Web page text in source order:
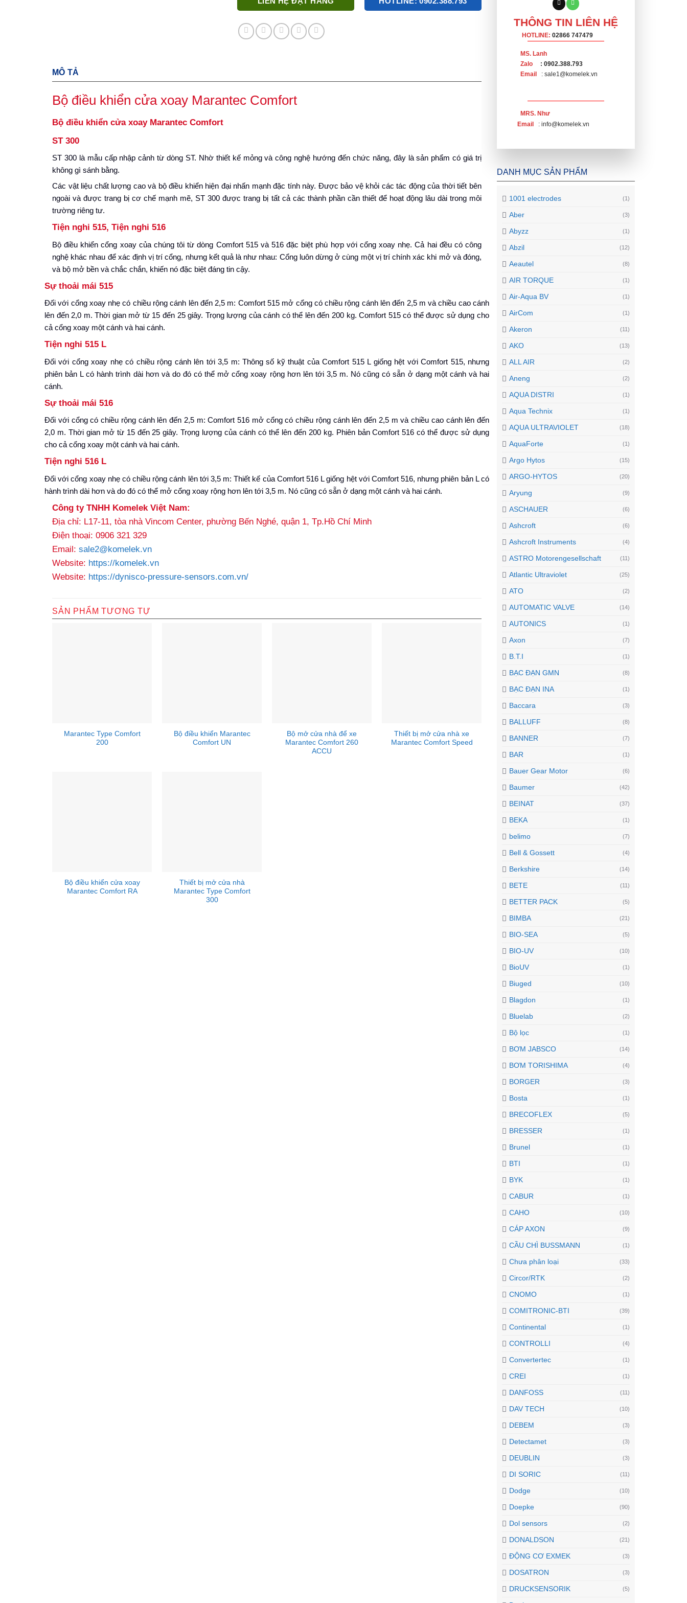
THÔNG TIN LIÊN HỆ
HOTLINE: 02866 747479
MS. Lanh
Zalo
: 0902.388.793
Email
: sale1@komelek.vn
MRS. Như
Email
: info@komelek.vn
DANH MỤC SẢN PHẨM
1001 electrodes (1)
Aber (3)
Abyzz (1)
Abzil (12)
Aeautel (8)
AIR TORQUE (1)
Air-Aqua BV (1)
AirCom (1)
Akeron (11)
AKO (13)
ALL AIR (2)
Aneng (2)
AQUA DISTRI (1)
Aqua Technix (1)
AQUA ULTRAVIOLET (18)
AquaForte (1)
Argo Hytos (15)
ARGO-HYTOS (20)
Aryung (9)
ASCHAUER (6)
Ashcroft (6)
Ashcroft Instruments (4)
ASTRO Motorengesellschaft (11)
Atlantic Ultraviolet (25)
ATO (2)
AUTOMATIC VALVE (14)
AUTONICS (1)
Axon (7)
B.T.I (1)
BẠC ĐẠN GMN (8)
BẠC ĐẠN INA (1)
Baccara (3)
BALLUFF (8)
BANNER (7)
BAR (1)
Bauer Gear Motor (6)
Baumer (42)
BEINAT (37)
BEKA (1)
belimo (7)
Bell & Gossett (4)
Berkshire (14)
BETE (11)
BETTER PACK (5)
BIMBA (21)
BIO-SEA (5)
BIO-UV (10)
BioUV (1)
Biuged (10)
Blagdon (1)
Bluelab (2)
Bộ lọc (1)
BƠM JABSCO (14)
BƠM TORISHIMA (4)
BORGER (3)
Bosta (1)
BRECOFLEX (5)
BRESSER (1)
Brunel (1)
BTI (1)
BYK (1)
CABUR (1)
CAHO (10)
CÁP AXON (9)
CẦU CHÌ BUSSMANN (1)
Chưa phân loại (33)
Circor/RTK (2)
CNOMO (1)
COMITRONIC-BTI (39)
Continental (1)
CONTROLLI (4)
Convertertec (1)
CREI (1)
DANFOSS (11)
DAV TECH (10)
DEBEM (3)
Detectamet (3)
DEUBLIN (3)
DI SORIC (11)
Dodge (10)
Doepke (90)
Dol sensors (2)
DONALDSON (21)
ĐỘNG CƠ EXMEK (3)
DOSATRON (3)
DRUCKSENSORIK (5)
MÔ TẢ
Bộ điều khiển cửa xoay Marantec Comfort
Bộ điều khiển cửa xoay Marantec Comfort
ST 300
ST 300 là mẫu cấp nhập cảnh từ dòng ST. Nhờ thiết kế mỏng và công nghệ hướng đến chức năng, đây là sản phẩm có giá trị
không gì sánh bằng.
Các vật liệu chất lượng cao và bộ điều khiển hiện đại nhấn mạnh đặc tính này. Được bảo vệ khỏi các tác động của thời tiết bên
ngoài và được trang bị cơ chế mạnh mẽ, ST 300 được trang bị tất cả các thành phần cần thiết để hoạt động lâu dài trong môi
trường riêng tư.
Tiện nghi 515, Tiện nghi 516
Bộ điều khiển cổng xoay của chúng tôi từ dòng Comfort 515 và 516 đặc biệt phù hợp với cổng xoay nhẹ. Cả hai đều có công
nghệ khác nhau để xác định vị trí cổng, nhưng kết quả là như nhau: Cổng luôn dừng ở cùng một vị trí chính xác khi mở và đóng,
và bộ mở bền và chắc chắn, khiến nó đặc biệt đáng tin cậy.
Sự thoải mái 515
Đối với cổng xoay nhẹ có chiều rộng cánh lên đến 2,5 m: Comfort 515 mở cổng có chiều rộng cánh lên đến 2,5 m và chiều cao cánh
lên đến 2,0 m. Thời gian mở từ 15 đến 25 giây. Trọng lượng của cánh có thể lên đến 200 kg. Comfort 515 có thể được sử dụng cho
cả cổng xoay một cánh và hai cánh.
Tiện nghi 515 L
Đối với cổng xoay nhẹ có chiều rộng cánh lên tới 3,5 m: Thông số kỹ thuật của Comfort 515 L giống hệt với Comfort 515, nhưng
phiên bản L có hành trình dài hơn và do đó có thể mở cổng xoay rộng hơn lên tới 3,5 m. Nó cũng có sẵn ở dạng một cánh và hai
cánh.
Sự thoải mái 516
Đối với cổng có chiều rộng cánh lên đến 2,5 m: Comfort 516 mở cổng có chiều rộng cánh lên đến 2,5 m và chiều cao cánh lên đến
2,0 m. Thời gian mở từ 15 đến 25 giây. Trọng lượng của cánh có thể lên đến 200 kg. Phiên bản Comfort 516 có thể được sử dụng
cho cả cổng xoay một cánh và hai cánh.
Tiện nghi 516 L
Đối với cổng xoay nhẹ có chiều rộng cánh lên tới 3,5 m: Thiết kế của Comfort 516 L giống hệt với Comfort 516, nhưng phiên bản L có
hành trình dài hơn và do đó có thể mở cổng xoay rộng hơn lên tới 3,5 m. Nó cũng có sẵn ở dạng một cánh và hai cánh.
Công ty TNHH Komelek Việt Nam:
Địa chỉ: L17-11, tòa nhà Vincom Center, phường Bến Nghé, quận 1, Tp.Hồ Chí Minh
Điện thoại: 0906 321 329
Email: sale2@komelek.vn
Website: https://komelek.vn
Website: https://dynisco-pressure-sensors.com.vn/
SẢN PHẨM TƯƠNG TỰ
Marantec Type Comfort
200
Bộ điều khiển Marantec
Comfort UN
Bộ mở cửa nhà để xe
Marantec Comfort 260
ACCU
Thiết bị mở cửa nhà xe
Marantec Comfort Speed
Bộ điều khiển cửa xoay
Marantec Comfort RA
Thiết bị mở cửa nhà
Marantec Type Comfort
300